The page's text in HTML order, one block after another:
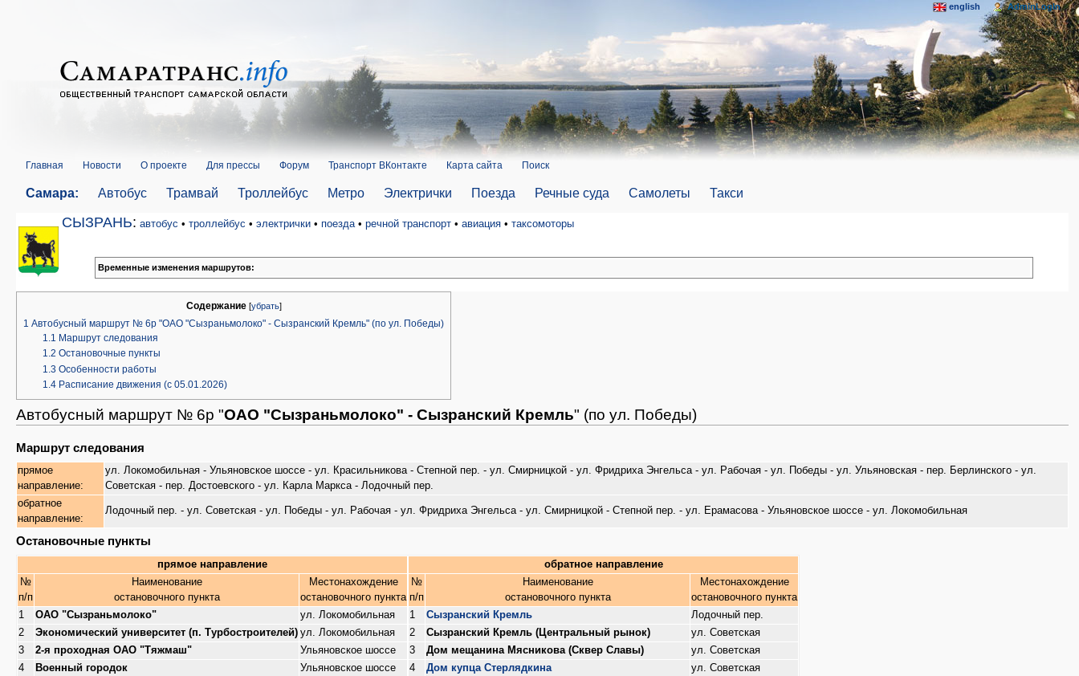
Главная Новости О проекте Для прессы Форум Транспорт ВКонтакте Карта сайта Поиск
Самара: Автобус Трамвай Троллейбус Метро Электрички Поезда Речные суда Самолеты Такси
СЫЗРАНЬ: автобус • троллейбус • электрички • поезда • речной транспорт • авиация • таксомоторы
Временные изменения маршрутов:
Содержание [убрать]
1 Автобусный маршрут № 6р "ОАО "Сызраньмолоко" - Сызранский Кремль" (по ул. Победы)
1.1 Маршрут следования
1.2 Остановочные пункты
1.3 Особенности работы
1.4 Расписание движения (с 05.01.2026)
Автобусный маршрут № 6р "ОАО "Сызраньмолоко" - Сызранский Кремль" (по ул. Победы)
Маршрут следования
прямое
направление:
ул. Локомобильная - Ульяновское шоссе - ул. Красильникова - Степной пер. - ул. Смирницкой - ул. Фридриха Энгельса - ул. Рабочая - ул. Победы - ул. Ульяновская - пер. Берлинского - ул.
Советская - пер. Достоевского - ул. Карла Маркса - Лодочный пер.
обратное
направление:
Лодочный пер. - ул. Советская - ул. Победы - ул. Рабочая - ул. Фридриха Энгельса - ул. Смирницкой - Степной пер. - ул. Ерамасова - Ульяновское шоссе - ул. Локомобильная
Остановочные пункты
прямое направление
№
п/п
Наименование
остановочного пункта
Местонахождение
остановочного пункта
1
ОАО "Сызраньмолоко"
ул. Локомобильная
2
Экономический университет (п. Турбостроителей) ул. Локомобильная
3
2-я проходная ОАО "Тяжмаш"
Ульяновское шоссе
4
Военный городок
Ульяновское шоссе
обратное направление
№
п/п
Наименование
остановочного пункта
Местонахождение
остановочного пункта
1
Сызранский Кремль
Лодочный пер.
2
Сызранский Кремль (Центральный рынок)
ул. Советская
3
Дом мещанина Мясникова (Сквер Славы)
ул. Советская
4
Дом купца Стерлядкина
ул. Советская
english AdminLogIn